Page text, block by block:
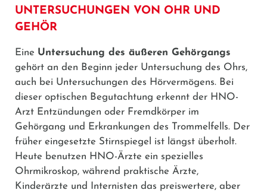
UNTERSUCHUNGEN VON OHR UND
GEHÖR
Eine Untersuchung des äußeren Gehörgangs
gehört an den Beginn jeder Untersuchung des Ohrs,
auch bei Untersuchungen des Hörvermögens. Bei
dieser optischen Begutachtung erkennt der HNO-
Arzt Entzündungen oder Fremdkörper im
Gehörgang und Erkrankungen des Trommelfells. Der
früher eingesetzte Stirnspiegel ist längst überholt.
Heute benutzen HNO-Ärzte ein spezielles
Ohrmikroskop, während praktische Ärzte,
Kinderärzte und Internisten das preiswertere, aber